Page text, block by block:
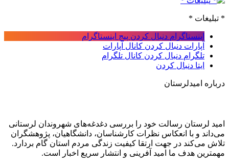
* تبلیغات *
اینستاگرام دنبال کردن پیج اینستاگرام
آپارات دنبال کردن کانال آپارات
تلگرام دنبال کردن کانال تلگرام
ایتا دنبال کردن
درباره امیدلرستان
امید لرستان رسالت خود را بررسی دغدغه‌های شهروندان لرستانی
می‌داند و با انعکاس نظرات کارشناسان، دانشگاهیان، پژوهشگران
تلاش می‌کند در جهت ارتقا کیفیت زندگی مردم استان گام بردارد.
مهمترین هدف ما امید آفرینی و انتشار سریع اخبار است.